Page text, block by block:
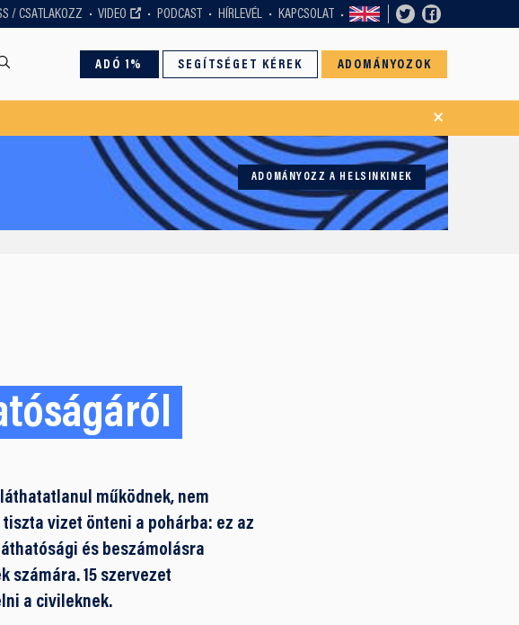
/ CSATLAKOZZ VIDEO PODCAST HÍRLEVÉL KAPCSOLAT
ADÓ 1% SEGÍTSÉGET KÉREK ADOMÁNYOZOK
×
ADOMÁNYOZZ A HELSINKINEK
működnek, nem
vizet önteni a pohárba: ez az
és beszámolásra
számára. 15 szervezet
a civileknek.